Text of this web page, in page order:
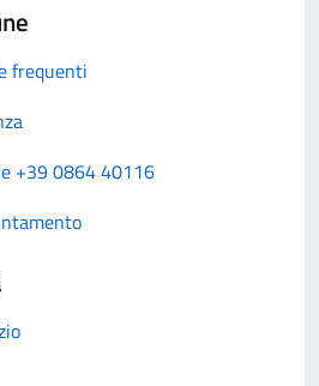
frequenti
+39 0864 40116